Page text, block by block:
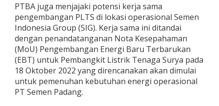
PTBA juga menjajaki potensi kerja sama
pengembangan PLTS di lokasi operasional Semen
Indonesia Group (SIG). Kerja sama ini ditandai
dengan penandatanganan Nota Kesepahaman
(MoU) Pengembangan Energi Baru Terbarukan
(EBT) untuk Pembangkit Listrik Tenaga Surya pada
18 Oktober 2022 yang direncanakan akan dimulai
untuk pemenuhan kebutuhan energi operasional
PT Semen Padang.